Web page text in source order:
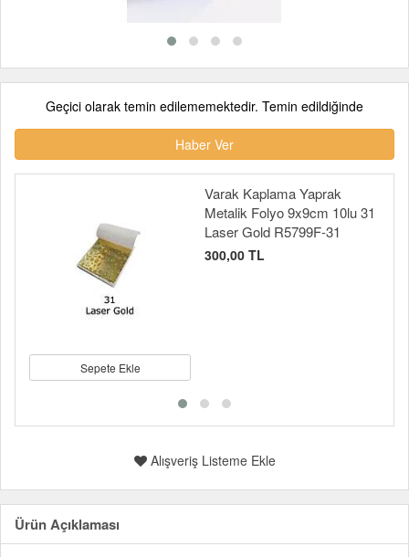
Geçici olarak temin edilememektedir. Temin edildiğinde
Haber Ver
Sepete Ekle
Varak Kaplama Yaprak
Metalik Folyo 9x9cm 10lu 31
Laser Gold R5799F-31
300,00 TL
Alışveriş Listeme Ekle
Ürün Açıklaması